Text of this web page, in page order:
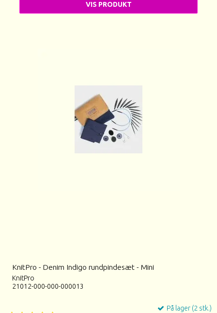
VIS PRODUKT
KnitPro - Denim Indigo rundpindesæt - Mini
KnitPro
21012-000-000-000013
På lager (2 stk.)